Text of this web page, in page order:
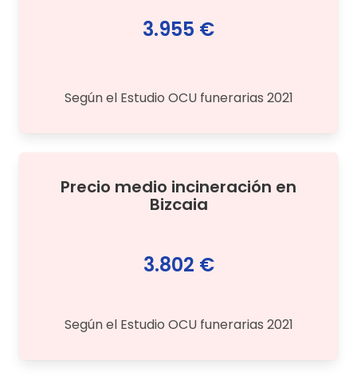
3.955 €
Según el Estudio OCU funerarias 2021
Precio medio incineración en
Bizcaia
3.802 €
Según el Estudio OCU funerarias 2021